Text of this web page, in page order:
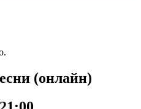
(онлайн)